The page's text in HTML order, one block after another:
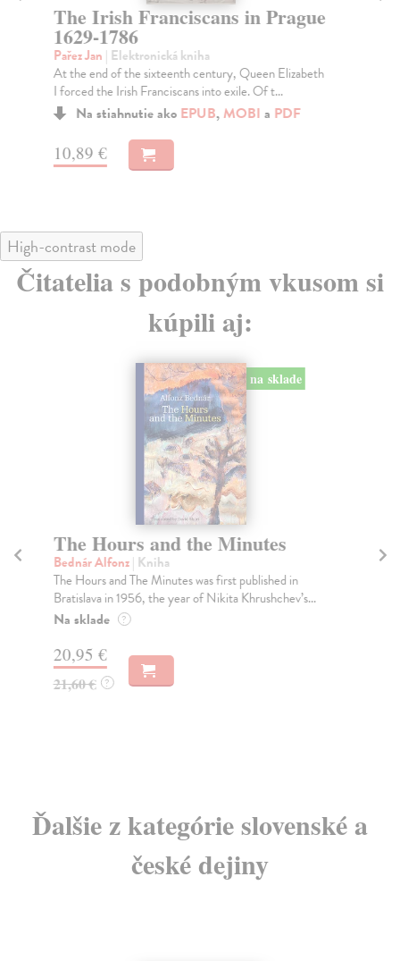
The Irish Franciscans in Prague
1629-1786
Pařez Jan | Elektronická kniha
At the end of the sixteenth century, Queen Elizabeth
I forced the Irish Franciscans into exile. Of t...
Na stiahnutie ako EPUB,MOBI a PDF
10,89 €
High-contrast mode
Čitatelia s podobným vkusom si
kúpili aj:
na sklade
The Hours and the Minutes
Bednár Alfonz| Kniha
The Hours and The Minutes was first published in
Bratislava in 1956, the year of Nikita Khrushchev’s...
Na sklade ?
20,95 €
21,60 € ?
Ďalšie z kategórie slovenské a
české dejiny